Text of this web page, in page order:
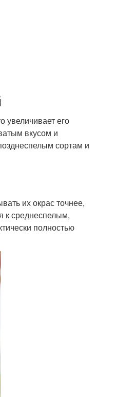
его
вкусом и
сортам и
их окрас точнее,
к среднеспелым,
полностью